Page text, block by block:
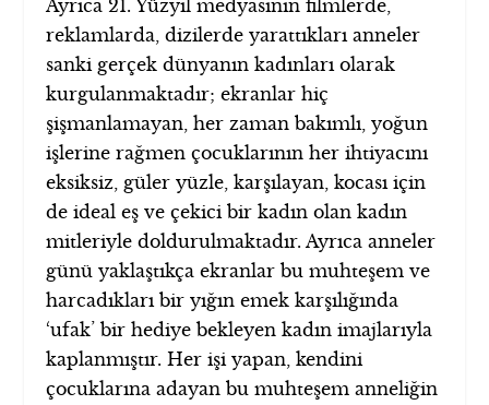
Ayrıca 21. Yüzyıl medyasının filmlerde,
reklamlarda, dizilerde yarattıkları anneler
sanki gerçek dünyanın kadınları olarak
kurgulanmaktadır; ekranlar hiç
şişmanlamayan, her zaman bakımlı, yoğun
işlerine rağmen çocuklarının her ihtiyacını
eksiksiz, güler yüzle, karşılayan, kocası için
de ideal eş ve çekici bir kadın olan kadın
mitleriyle doldurulmaktadır. Ayrıca anneler
günü yaklaştıkça ekranlar bu muhteşem ve
harcadıkları bir yığın emek karşılığında
‘ufak’ bir hediye bekleyen kadın imajlarıyla
kaplanmıştır. Her işi yapan, kendini
çocuklarına adayan bu muhteşem anneliğin